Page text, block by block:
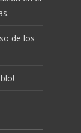
de los